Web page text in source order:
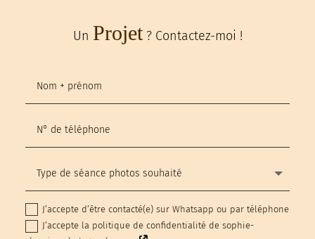
Un Projet? Contactez-moi !
J’accepte d’être contacté(e) sur Whatsapp ou par téléphone
J’accepte la politique de confidentialité de sophie-